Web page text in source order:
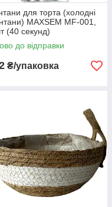
для торта (холодні
MAXSEM MF-001,
(40 секунд)
до відправки
₴/упаковка